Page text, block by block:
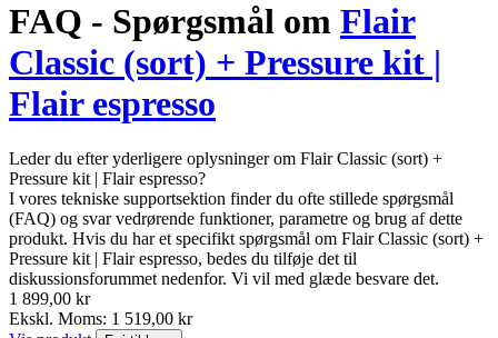
FAQ - Spørgsmål om Flair
Classic (sort) + Pressure kit |
Flair espresso
Leder du efter yderligere oplysninger om Flair Classic (sort) +
Pressure kit | Flair espresso?
I vores tekniske supportsektion finder du ofte stillede spørgsmål
(FAQ) og svar vedrørende funktioner, parametre og brug af dette
produkt. Hvis du har et specifikt spørgsmål om Flair Classic (sort) +
Pressure kit | Flair espresso, bedes du tilføje det til
diskussionsforummet nedenfor. Vi vil med glæde besvare det.
1 899,00 kr
Ekskl. Moms: 1 519,00 kr